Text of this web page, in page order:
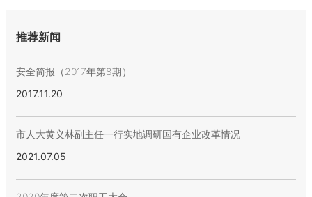
推荐新闻
安全简报（2017年第8期）
2017.11.20
市人大黄义林副主任一行实地调研国有企业改革情况
2021.07.05